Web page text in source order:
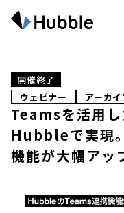
開催終了
ウェビナー
アーカ
Teamsを活用
Hubbleで実現
機能が大幅アッ